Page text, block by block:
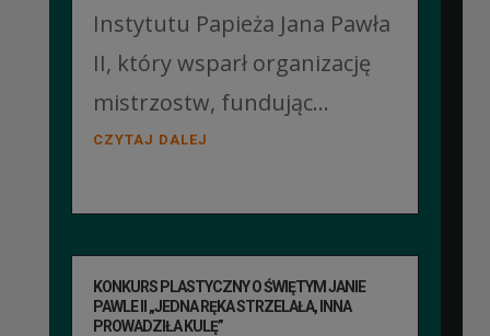
Instytutu Papieża Jana Pawła
II, który wsparł organizację
mistrzostw, fundując...
CZYTAJ DALEJ
KONKURS PLASTYCZNY O ŚWIĘTYM JANIE
PAWLE II „JEDNA RĘKA STRZELAŁA, INNA
PROWADZIŁA KULĘ”